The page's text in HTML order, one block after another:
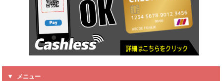
メニュー